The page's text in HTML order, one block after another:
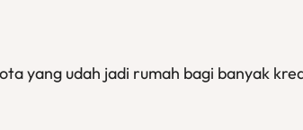
yang udah jadi rumah bagi banyak